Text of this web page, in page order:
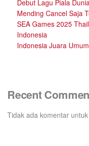
Debut Lagu Piala
Mending Cancel Saja
SEA Games 2025
Indonesia
Indonesia Juara
Recent
Tidak ada komentar